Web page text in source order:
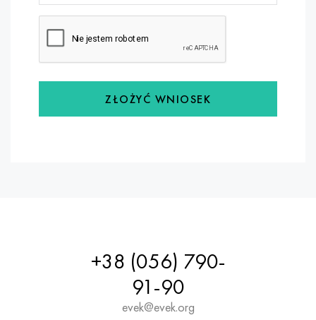
ZŁOŻYĆ WNIOSEK
+38 (056) 790-
91-90
evek@evek.org